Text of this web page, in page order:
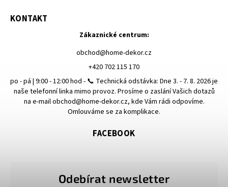
Odebírat newsletter
KONTAKT
Zákaznické centrum:
obchod@home-dekor.cz
+420 702 115 170
po - pá | 9:00 - 12:00 hod - 📞 Technická odstávka: Dne 3. - 7. 8. 2026 je
naše telefonní linka mimo provoz. Prosíme o zaslání Vašich dotazů
na e-mail obchod@home-dekor.cz, kde Vám rádi odpovíme.
Omlouváme se za komplikace.
FACEBOOK